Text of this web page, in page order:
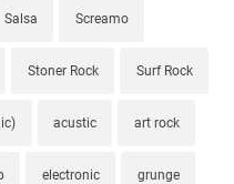
Salsa Screamo
Stoner Rock Surf Rock
acustic art rock
electronic grunge